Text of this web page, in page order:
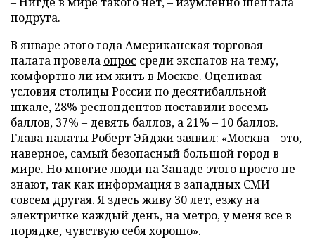
подруга.
В январе этого года Американская торговая
палата провела опрос среди экспатов на тему,
комфортно ли им жить в Москве. Оценивая
условия столицы России по десятибалльной
шкале, 28% респондентов поставили восемь
баллов, 37% – девять баллов, а 21% – 10 баллов.
Глава палаты Роберт Эйджи заявил: «Москва – это,
наверное, самый безопасный большой город в
мире. Но многие люди на Западе этого просто не
знают, так как информация в западных СМИ
совсем другая. Я здесь живу 30 лет, езжу на
электричке каждый день, на метро, у меня все в
порядке, чувствую себя хорошо».